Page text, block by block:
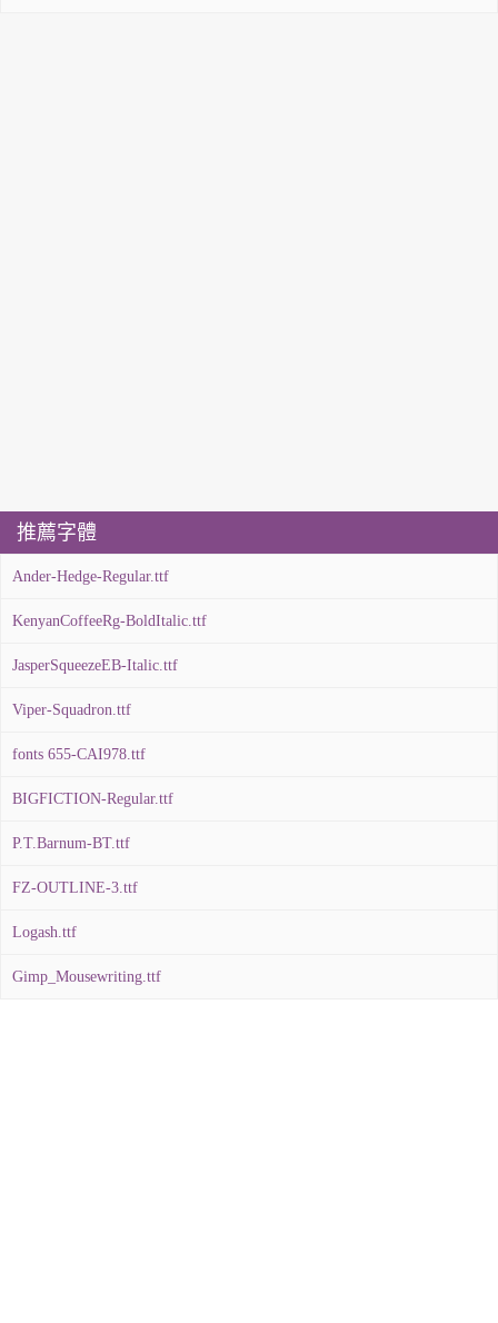
推薦字體
Ander-Hedge-Regular.ttf
KenyanCoffeeRg-BoldItalic.ttf
JasperSqueezeEB-Italic.ttf
Viper-Squadron.ttf
fonts 655-CAI978.ttf
BIGFICTION-Regular.ttf
P.T.Barnum-BT.ttf
FZ-OUTLINE-3.ttf
Logash.ttf
Gimp_Mousewriting.ttf